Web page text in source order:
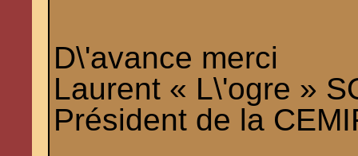
D\'avance merci
Laurent « L\'ogre »
Président de la